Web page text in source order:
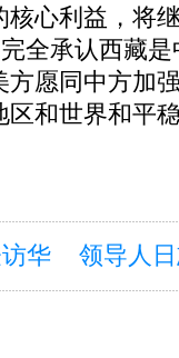
心利益，将
全承认西藏
愿同中方加
和世界和平
华 领导人